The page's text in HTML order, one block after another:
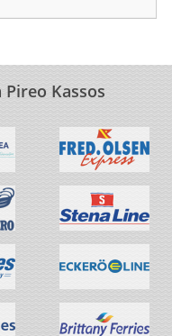
Kassos